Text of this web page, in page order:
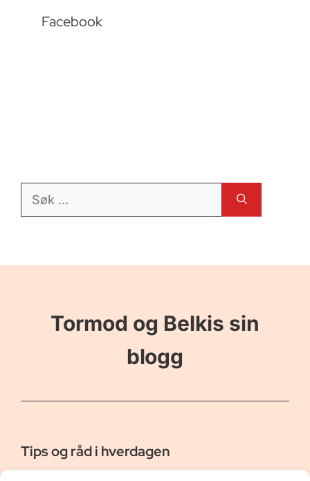
Facebook
Søk
Tormod og Belkis sin
blogg
Tips og råd i hverdagen